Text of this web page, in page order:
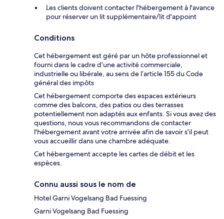
Les clients doivent contacter l'hébergement à l'avance
pour réserver un lit supplémentaire/lit d'appoint
Conditions
Cet hébergement est géré par un hôte professionnel et
fourni dans le cadre d’une activité commerciale,
industrielle ou libérale, au sens de l’article 155 du Code
général des impôts
Cet hébergement comporte des espaces extérieurs
comme des balcons, des patios ou des terrasses
potentiellement non adaptés aux enfants. Si vous avez des
questions, nous vous recommandons de contacter
l'hébergement avant votre arrivée afin de savoir s'il peut
vous accueillir dans une chambre adéquate.
Cet hébergement accepte les cartes de débit et les
espèces.
Connu aussi sous le nom de
Hotel Garni Vogelsang Bad Fuessing
Garni Vogelsang Bad Fuessing